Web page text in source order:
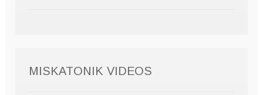
MISKATONIK VIDEOS